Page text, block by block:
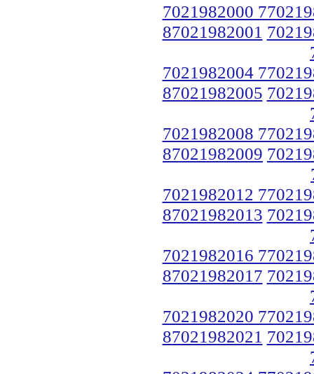
7021982000
87021982001
7021982004
87021982005
7021982008
87021982009
7021982012
87021982013
7021982016
87021982017
7021982020
87021982021